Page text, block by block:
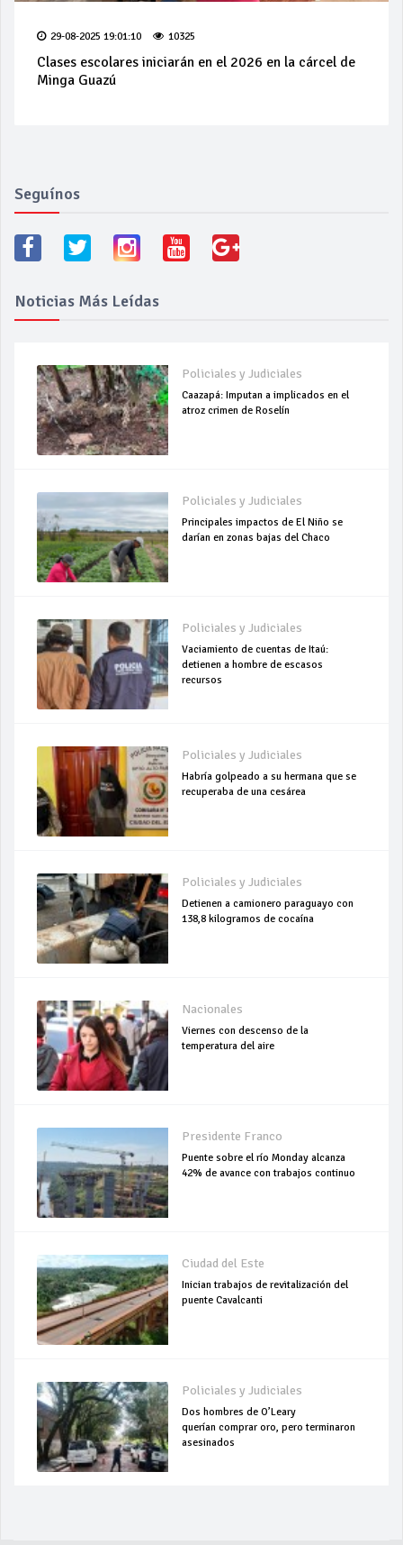
29-08-2025 19:01:10 10325
Clases escolares iniciarán en el 2026 en la cárcel de
Minga Guazú
Seguínos
Noticias Más Leídas
Policiales y Judiciales
Caazapá: Imputan a implicados en el
atroz crimen de Roselín
Policiales y Judiciales
Principales impactos de El Niño se
darían en zonas bajas del Chaco
Policiales y Judiciales
Vaciamiento de cuentas de Itaú:
detienen a hombre de escasos
recursos
Policiales y Judiciales
Habría golpeado a su hermana que se
recuperaba de una cesárea
Policiales y Judiciales
Detienen a camionero paraguayo con
138,8 kilogramos de cocaína
Nacionales
Viernes con descenso de la
temperatura del aire
Presidente Franco
Puente sobre el río Monday alcanza
42% de avance con trabajos continuo
Ciudad del Este
Inician trabajos de revitalización del
puente Cavalcanti
Policiales y Judiciales
Dos hombres de O’Leary
querían comprar oro, pero terminaron
asesinados